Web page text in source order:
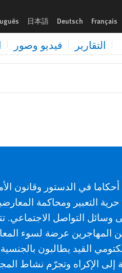
Français
Deutsch
日本語
التقارير فيديو وصور
في الدستور وقانون
حرية التعبير ومحاكمة
وسائل التواصل الاجتماعي.
المهاجرين عرضة لسوء
القيد يطالبون بالجنسية
إلى الإكراه وتجرّم نشاط